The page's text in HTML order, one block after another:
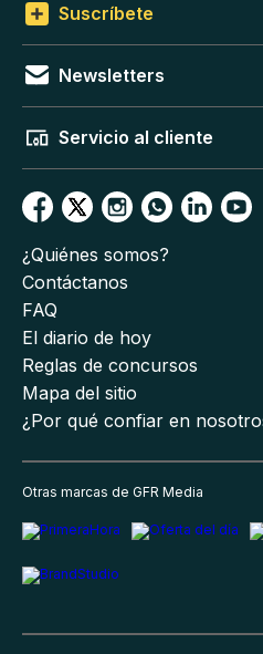
Suscríbete
Newsletters
Servicio al cliente
¿Quiénes somos?
Contáctanos
FAQ
El diario de hoy
Reglas de concursos
Mapa del sitio
¿Por qué confiar en
Otras marcas de GFR Media